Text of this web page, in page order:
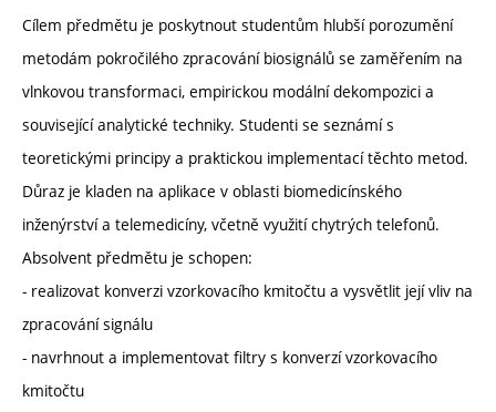
Cílem předmětu je poskytnout studentům hlubší porozumění
metodám pokročilého zpracování biosignálů se zaměřením na
vlnkovou transformaci, empirickou modální dekompozici a
související analytické techniky. Studenti se seznámí s
teoretickými principy a praktickou implementací těchto metod.
Důraz je kladen na aplikace v oblasti biomedicínského
inženýrství a telemedicíny, včetně využití chytrých telefonů.
Absolvent předmětu je schopen:
- realizovat konverzi vzorkovacího kmitočtu a vysvětlit její vliv na
zpracování signálu
- navrhnout a implementovat filtry s konverzí vzorkovacího
kmitočtu